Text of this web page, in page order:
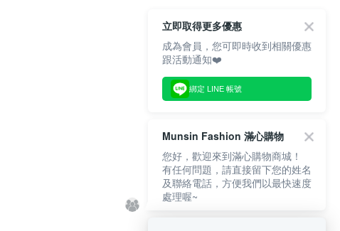
立即取得更多優惠
成為會員，您可即時收到相關優惠
跟活動通知❤️
綁定 LINE 帳號
Munsin Fashion 滿心購物
您好，歡迎來到滿心購物商城！
有任何問題，請直接留下您的姓名
及聯絡電話，方便我們以最快速度
處理喔~